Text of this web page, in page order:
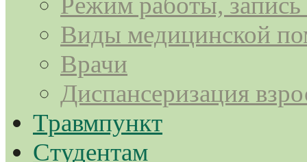
Виды медицинской
Врачи
Диспансеризация
Травмпункт
Студентам